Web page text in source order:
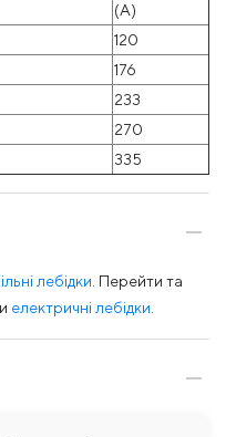
(А)
120
176
233
270
335
лебідки . Перейти та
електричні лебідки